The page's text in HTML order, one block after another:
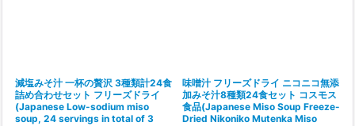
減塩みそ汁 一杯の贅沢 3種類計24食
詰め合わせセット フリーズドライ
(Japanese Low-sodium miso
soup, 24 servings in total of 3
味噌汁 フリーズドライ ニコニコ無添
加みそ汁8種類24食セット コスモス
食品(Japanese Miso Soup Freeze-
Dried Nikoniko Mutenka Miso